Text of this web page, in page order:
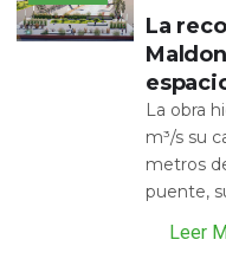
La
La obra
m³/s su
metros
puente,
Leer